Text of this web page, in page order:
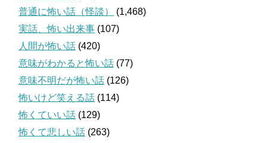
普通に怖い話（怪談）
(1,468)
実話、怖い出来事 (107)
人間が怖い話 (420)
意味がわかると怖い話 (77)
意味不明だが怖い話 (126)
怖いけど笑える話 (114)
怖くていい話 (129)
怖くて悲しい話 (263)